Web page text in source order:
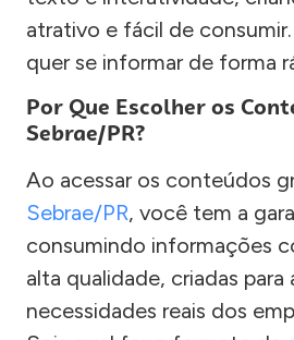
atrativo e fácil de
quer se informar de forma
Por Que Escolher os
Sebrae/PR?
Ao acessar os conteúdos
Sebrae/PR, você tem a
consumindo informações
alta qualidade, criadas para
necessidades reais dos